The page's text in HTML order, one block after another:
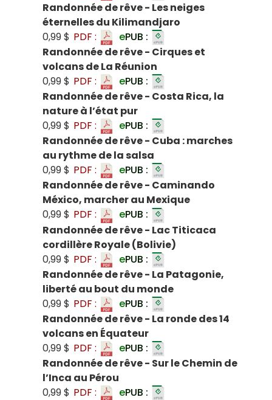
Randonnée de rêve - Les neiges
éternelles du Kilimandjaro
0,99 $ PDF : ePUB :
Randonnée de rêve - Cirques et
volcans de La Réunion
0,99 $ PDF : ePUB :
Randonnée de rêve - Costa Rica, la
nature à l’état pur
0,99 $ PDF : ePUB :
Randonnée de rêve - Cuba : marches
au rythme de la salsa
0,99 $ PDF : ePUB :
Randonnée de rêve - Caminando
México, marcher au Mexique
0,99 $ PDF : ePUB :
Randonnée de rêve - Lac Titicaca
cordillère Royale (Bolivie)
0,99 $ PDF : ePUB :
Randonnée de rêve - La Patagonie,
liberté au bout du monde
0,99 $ PDF : ePUB :
Randonnée de rêve - La ronde des 14
volcans en Équateur
0,99 $ PDF : ePUB :
Randonnée de rêve - Sur le Chemin de
l’Inca au Pérou
0,99 $ PDF : ePUB :